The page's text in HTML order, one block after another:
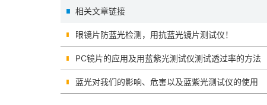
相关文章链接
眼镜片防蓝光检测，用抗蓝光镜片测试仪！
PC镜片的应用及用蓝紫光测试仪测试透过率的方法
蓝光对我们的影响、危害以及蓝紫光测试仪的使用